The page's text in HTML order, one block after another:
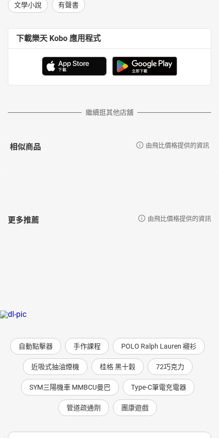
文學小說 有聲書
下載樂天 Kobo 應用程式
繼續逛其他店舖
相似商品 由飛比價格提供的資訊
更多推薦 由飛比價格提供的資訊
自動點擊器 手作課程 POLO Ralph Lauren 襯衫
近吸式抽油煙機 桂格 黑十穀 72巧克力
SYM三陽機車 MMBCU曼巴 Type-C筆電充電器
管道疏通劑 團康遊戲